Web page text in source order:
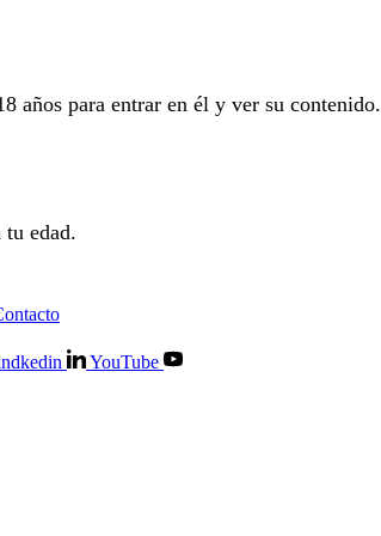
años para entrar en él y ver su contenido.
tu edad.
YouTube